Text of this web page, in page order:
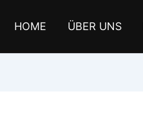
HOME ÜBER UNS